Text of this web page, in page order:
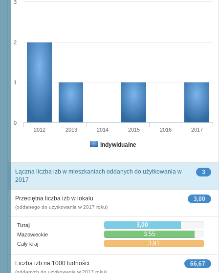
Indywidualne
2012 2013 2014 2015 2016 2017
0
1
2
3
3
Łączna liczba izb w mieszkaniach oddanych do użytkowania w
2017
3,00
Przeciętna liczba izb w lokalu
(oddanego do użytkowania w 2017 roku)
Tutaj 3,00
Mazowieckie 3,55
Cały kraj 3,91
66,67
Liczba izb na 1000 ludności
(oddanych do użytkowania w 2017 roku)